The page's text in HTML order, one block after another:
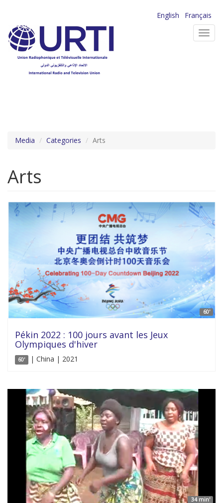
contenu
principal
English
Français
Media Categories Arts
Arts
60'
Pékin 2022 : 100 jours avant les Jeux
Olympiques d'hiver
60' | China | 2021
34 min'